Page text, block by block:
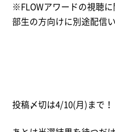
※FLOWアワードの視聴
部生の方向けに別途配信
投稿〆切は4/10(月)まで！